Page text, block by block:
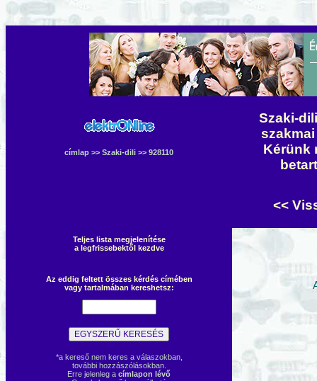
címlap >> Szaki-dili >> 928110
Szaki-
Kérünk
<<
Teljes lista megjelenítése
a legfrissebektől kezdve
Az eddig feltett összes kérdés címében
vagy tartalmában kereshetsz:
*a kereső nem keres a válaszokban,
további hozzászólásokban.
Erre jelenleg a címlapon lévő